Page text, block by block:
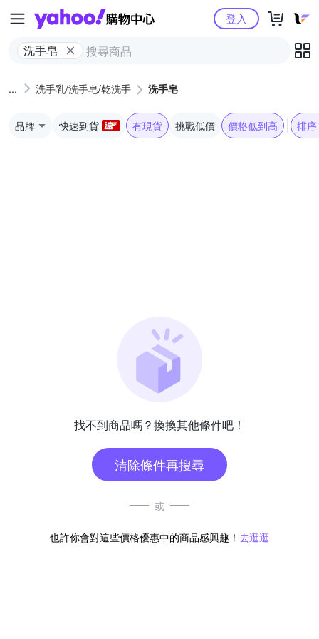
Yahoo購物中心
洗手皂
登入
洗手乳/洗手皂/乾洗手 洗手皂
品牌 快速到貨 有現貨 挑戰低價 價格低到高 排序
找不到商品嗎？換換其他條件吧！
清除條件再搜尋
或
也許你會對這些價格優惠中的商品感興趣！ 去逛逛